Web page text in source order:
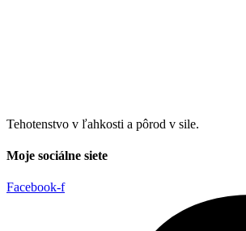
Tehotenstvo v ľahkosti a pôrod v sile.
Moje sociálne siete
Facebook-f